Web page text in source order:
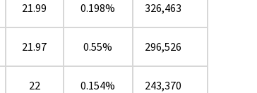
21.99 0.198% 326,463
21.97 0.55% 296,526
22 0.154% 243,370